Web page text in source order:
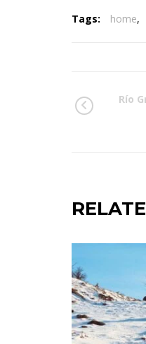
Tags: home,
Río